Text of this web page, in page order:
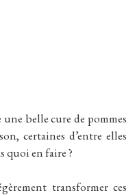
belle cure de pommes
certaines d’entre elles
quoi en faire ?
transformer ces